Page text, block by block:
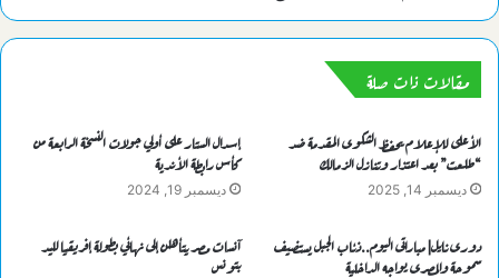
مقالات ذات صلة
الأعلى للإعلام يحفظ الشكوى المقدمة ضد
“طلعت” بعد اعتذار وتنازل الزمالك
ديسمبر 14, 2025
إسدال الستار على أولي جولات النسخة الرابعة من
كأس رابطة الأندية
ديسمبر 19, 2024
دورى نايل| مباراتى اليوم..ذئاب الجبل يستضيف
سموحة والمصرى يواجه الداخلية
آنسات مصر يتأهلن إلى نهائي بطولة إفريقيا لليد
بتونس